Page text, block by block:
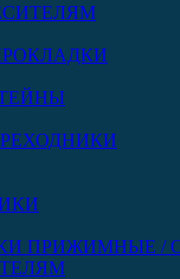
ПРИЖИМНЫЕ /